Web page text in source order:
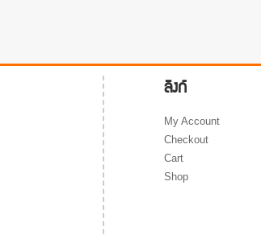
ลิงก์
My Account
Checkout
Cart
Shop